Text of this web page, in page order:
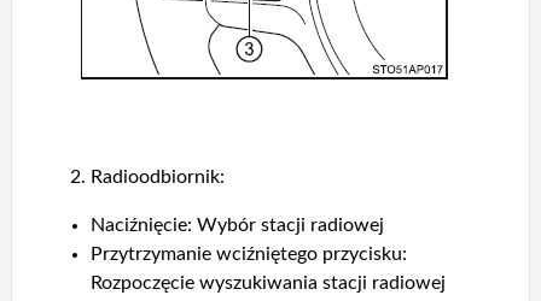
Radioodbiornik:
Naciźnięcie: Wybór stacji radiowej
Przytrzymanie wciźniętego przycisku:
Rozpoczęcie wyszukiwania stacji radiowej